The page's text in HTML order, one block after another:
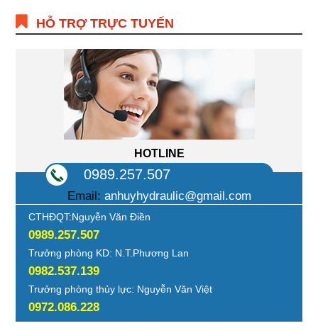
HỖ TRỢ TRỰC TUYẾN
HOTLINE
0989.257.507
Email: anhuyhydraulic@gmail.com
CTHĐQT:Nguyễn Văn Điền
0989.257.507
Trưởng phòng KD: N.T.Phương Lan
0982.537.139
Trưởng phòng thủy lực: Nguyễn Văn Việt
0972.086.228